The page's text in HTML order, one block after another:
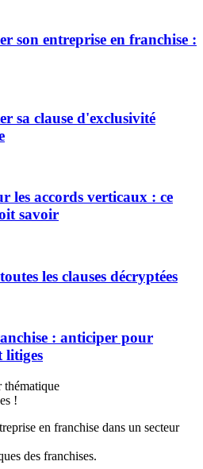
son entreprise en franchise :
sa clause d'exclusivité
les accords verticaux : ce
savoir
les clauses décryptées
: anticiper pour
litiges
thématique
!
en franchise dans un secteur
des franchises.